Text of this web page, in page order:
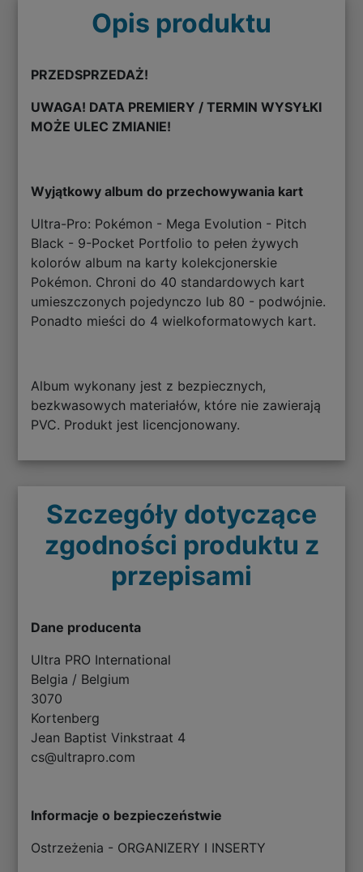
Opis produktu
PRZEDSPRZEDAŻ!
UWAGA! DATA PREMIERY / TERMIN WYSYŁKI
MOŻE ULEC ZMIANIE!
Wyjątkowy album do przechowywania kart
Ultra-Pro: Pokémon - Mega Evolution - Pitch
Black - 9-Pocket Portfolio to pełen żywych
kolorów album na karty kolekcjonerskie
Pokémon. Chroni do 40 standardowych kart
umieszczonych pojedynczo lub 80 - podwójnie.
Ponadto mieści do 4 wielkoformatowych kart.
Album wykonany jest z bezpiecznych,
bezkwasowych materiałów, które nie zawierają
PVC. Produkt jest licencjonowany.
Szczegóły dotyczące
zgodności produktu z
przepisami
Dane producenta
Ultra PRO International
Belgia / Belgium
3070
Kortenberg
Jean Baptist Vinkstraat 4
cs@ultrapro.com
Informacje o bezpieczeństwie
Ostrzeżenia - ORGANIZERY I INSERTY